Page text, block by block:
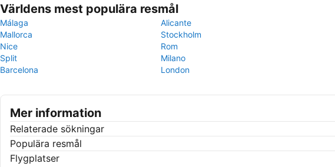
Världens mest populära resmål
Málaga
Alicante
Mallorca
Stockholm
Nice
Rom
Split
Milano
Barcelona
London
Mer information
Relaterade sökningar
Populära resmål
Flygplatser